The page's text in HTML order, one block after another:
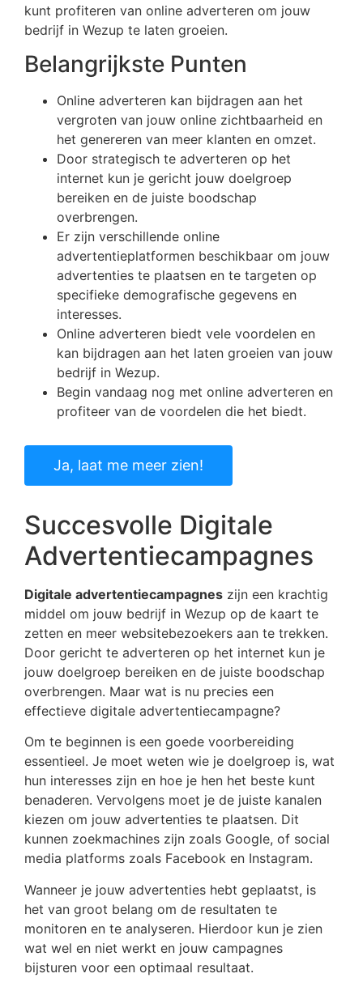
kunt profiteren van online adverteren om jouw
bedrijf in Wezup te laten groeien.
Belangrijkste Punten
Online adverteren kan bijdragen aan het
vergroten van jouw online zichtbaarheid en
het genereren van meer klanten en omzet.
Door strategisch te adverteren op het
internet kun je gericht jouw doelgroep
bereiken en de juiste boodschap
overbrengen.
Er zijn verschillende online
advertentieplatformen beschikbaar om jouw
advertenties te plaatsen en te targeten op
specifieke demografische gegevens en
interesses.
Online adverteren biedt vele voordelen en
kan bijdragen aan het laten groeien van jouw
bedrijf in Wezup.
Begin vandaag nog met online adverteren en
profiteer van de voordelen die het biedt.
Ja, laat me meer zien!
Succesvolle Digitale
Advertentiecampagnes
Digitale advertentiecampagnes zijn een krachtig
middel om jouw bedrijf in Wezup op de kaart te
zetten en meer websitebezoekers aan te trekken.
Door gericht te adverteren op het internet kun je
jouw doelgroep bereiken en de juiste boodschap
overbrengen. Maar wat is nu precies een
effectieve digitale advertentiecampagne?
Om te beginnen is een goede voorbereiding
essentieel. Je moet weten wie je doelgroep is, wat
hun interesses zijn en hoe je hen het beste kunt
benaderen. Vervolgens moet je de juiste kanalen
kiezen om jouw advertenties te plaatsen. Dit
kunnen zoekmachines zijn zoals Google, of social
media platforms zoals Facebook en Instagram.
Wanneer je jouw advertenties hebt geplaatst, is
het van groot belang om de resultaten te
monitoren en te analyseren. Hierdoor kun je zien
wat wel en niet werkt en jouw campagnes
bijsturen voor een optimaal resultaat.